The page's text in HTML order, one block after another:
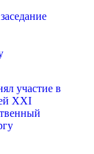
участие в
XXI